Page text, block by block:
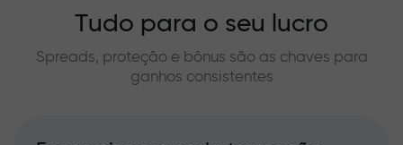
Tudo para o seu lucro
Spreads, proteção e bônus são as chaves para
ganhos consistentes